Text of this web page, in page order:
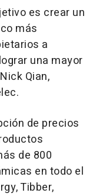
es crear un
más
a
una mayor
Qian,
de precios
de 800
en todo el
Tibber,